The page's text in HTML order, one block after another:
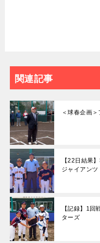
関連記事
＜球春企画
【22日結果
ジャイアンツ
【記録】1回
ターズ